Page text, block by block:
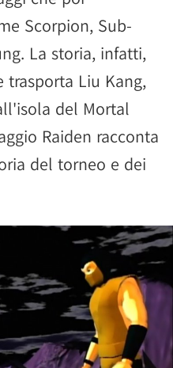
Scorpion, Sub-
La storia, infatti,
trasporta Liu Kang,
del Mortal
Raiden racconta
del torneo e dei